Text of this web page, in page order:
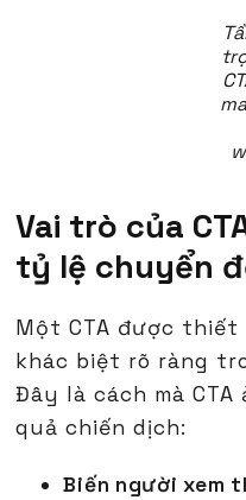
Vai trò của
tỷ lệ chuyển
Một CTA được
khác biệt rõ ràng
Đây là cách mà
quả chiến dịch:
Biến người xem